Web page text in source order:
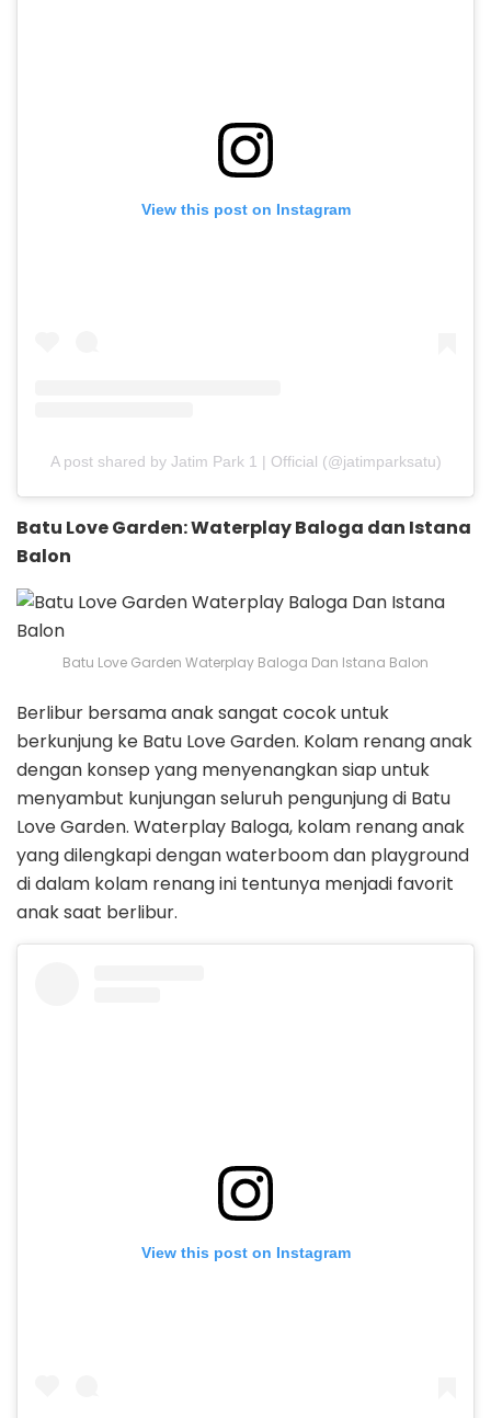
View this post on Instagram
A post shared by Jatim Park 1 | Official (@jatimparksatu)
Batu Love Garden: Waterplay Baloga dan Istana
Balon
Batu Love Garden Waterplay Baloga Dan Istana Balon
Berlibur bersama anak sangat cocok untuk
berkunjung ke Batu Love Garden. Kolam renang anak
dengan konsep yang menyenangkan siap untuk
menyambut kunjungan seluruh pengunjung di Batu
Love Garden. Waterplay Baloga, kolam renang anak
yang dilengkapi dengan waterboom dan playground
di dalam kolam renang ini tentunya menjadi favorit
anak saat berlibur.
View this post on Instagram